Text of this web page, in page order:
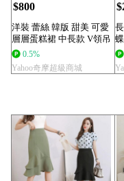
$800
洋裝 蕾絲 韓版 甜美 可愛
層層蛋糕裙 中長款 V領吊
帶裙...
0.5%
Yahoo奇摩超級商城